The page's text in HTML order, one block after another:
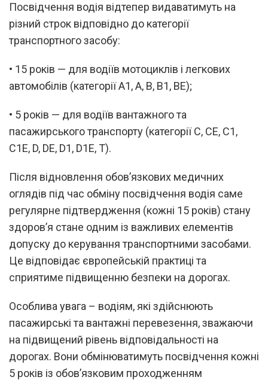
Посвідчення водія відтепер видаватимуть на
різний строк відповідно до категорії
транспортного засобу:
• 15 років — для водіїв мотоциклів і легкових
автомобілів (категорії А1, А, В, В1, ВЕ);
• 5 років — для водіїв вантажного та
пасажирського транспорту (категорії С, СЕ, С1,
С1Е, D, DE, D1, D1Е, Т).
Після відновлення обов’язкових медичних
оглядів під час обміну посвідчення водія саме
регулярне підтвердження (кожні 15 років) стану
здоров’я стане одним із важливих елементів
допуску до керування транспортними засобами.
Це відповідає європейській практиці та
сприятиме підвищенню безпеки на дорогах.
Особлива увага – водіям, які здійснюють
пасажирські та вантажні перевезення, зважаючи
на підвищений рівень відповідальності на
дорогах. Вони обмінюватимуть посвідчення кожні
5 років із обов’язковим проходженням